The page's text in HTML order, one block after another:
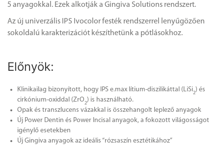
5 anyagokkal. Ezek alkotják a Gingiva Solutions rendszert.
Az új univerzális IPS Ivocolor festék rendszerrel lenyűgözően
sokoldalú karakterizációt készíthetünk a pótlásokhoz.
Előnyök:
Klinikailag bizonyított, hogy IPS e.max lítium-diszilikáttal (LiSi2) és
cirkónium-oxiddal (ZrO2) is használható.
Opak és transzlucens vázakkal is összehangolt leplező anyagok
Új Power Dentin és Power Incisal anyagok, a fokozott világosságot
igénylő esetekben
Új Gingiva anyagok az ideális “rózsaszín esztétikához”